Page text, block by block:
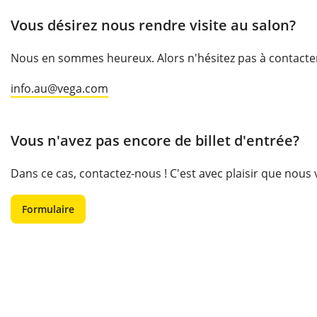
Vous désirez nous rendre visite au salon?
Nous en sommes heureux. Alors n'hésitez pas à
info.au@vega.com
Vous n'avez pas encore de billet d'entrée?
Dans ce cas, contactez-nous ! C'est avec plaisir que
Formulaire